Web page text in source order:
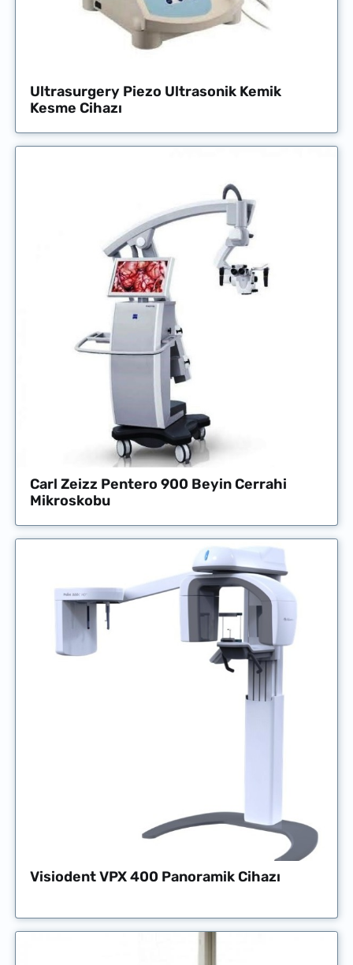
Ultrasurgery Piezo Ultrasonik Kemik
Kesme Cihazı
Carl Zeizz Pentero 900 Beyin Cerrahi
Mikroskobu
Visiodent VPX 400 Panoramik Cihazı